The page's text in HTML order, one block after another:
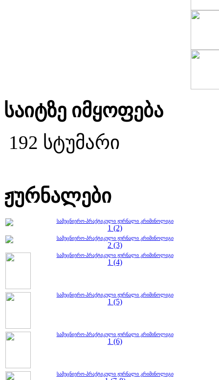
საიტზე იმყოფება
192 სტუმარი
ჟურნალები
სამეცნიერო-პრაქტიკული ჟურნალი კრიმინოლიგი
1 (2)
სამეცნიერო-პრაქტიკული ჟურნალი კრიმინოლიგი
2 (3)
სამეცნიერო-პრაქტიკული ჟურნალი კრიმინოლიგი
1 (4)
სამეცნიერო-პრაქტიკული ჟურნალი კრიმინოლიგი
1 (5)
სამეცნიერო-პრაქტიკული ჟურნალი კრიმინოლიგი
1 (6)
სამეცნიერო-პრაქტიკული ჟურნალი კრიმინოლიგი